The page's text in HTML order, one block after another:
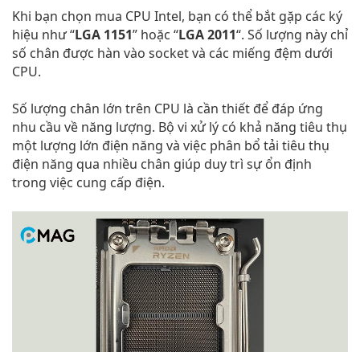
Khi bạn chọn mua CPU Intel, bạn có thể bắt gặp các ký
hiệu như “LGA 1151” hoặc “LGA 2011“. Số lượng này chỉ
số chân được hàn vào socket và các miếng đệm dưới
CPU.
Số lượng chân lớn trên CPU là cần thiết để đáp ứng
nhu cầu về năng lượng. Bộ vi xử lý có khả năng tiêu thụ
một lượng lớn điện năng và việc phân bổ tải tiêu thụ
điện năng qua nhiều chân giúp duy trì sự ổn định
trong việc cung cấp điện.